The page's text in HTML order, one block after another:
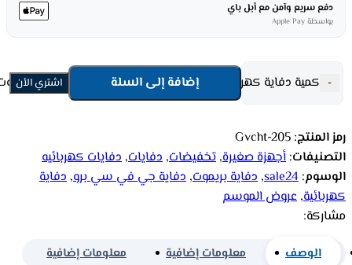
دفع سريع وآمن مع أبل باي
بواسطة Apple Pay
- كمية دفاية كهربائية جي في سي برو 1800 وات – شاشة بريموت Gvcht-205
إضافة إلى السلة اشتري الأن
رمز المنتج: Gvcht-205
التصنيفات: أجهزة صغيرة, تخفيضات, دفايات, دفايات كهربائيه
الوسوم: sale24
, دفاية بريموت, دفاية جي في سي برو, دفاية
كهربائية, عروض الموسم
مشاركة:
الوصف معلومات إضافية معلومات إضافية